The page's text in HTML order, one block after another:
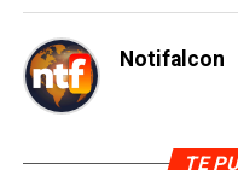
Notifalcon
TE